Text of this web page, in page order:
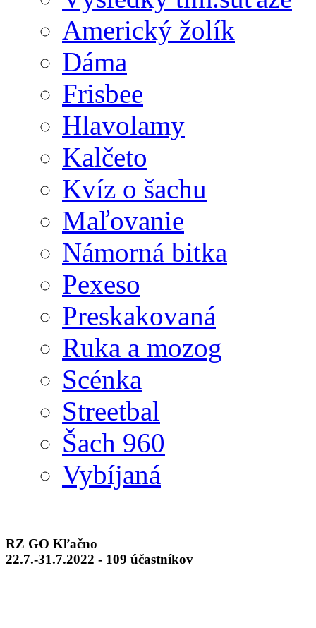
Americký žolík
Dáma
Frisbee
Hlavolamy
Kalčeto
Kvíz o šachu
Maľovanie
Námorná bitka
Pexeso
Preskakovaná
Ruka a mozog
Scénka
Streetbal
Šach 960
Vybíjaná
RZ GO Kľačno
22.7.-31.7.2022 - 109 účastníkov